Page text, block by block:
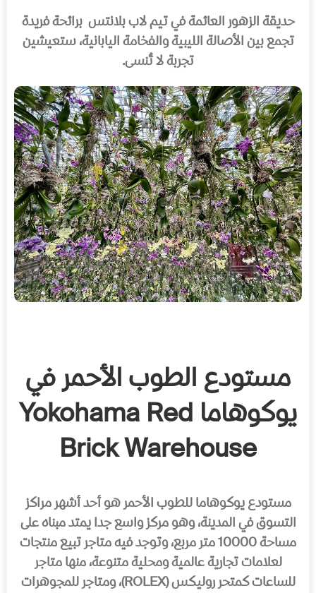
حديقة الزهور العائمة في تيم لاب بلانتس برائحة فريدة
تجمع بين الأصالة الليبية والفخامة اليابانية، ستعيشين
تجربة لا تُنسى.
مستودع الطوب الأحمر في
يوكوهاما Yokohama Red
Brick Warehouse
مستودع يوكوهاما للطوب الأحمر هو أحد أشهر مراكز
التسوق في المدينة، وهو مركز واسع جدا يمتد مبناه على
مساحة 10000 متر مربع، وتوجد فيه متاجر تبيع منتجات
لعلامات تجارية عالمية ومحلية متنوعة، منها متاجر
للساعات كمتحر روليكس (ROLEX)، ومتاجر للمجوهرات